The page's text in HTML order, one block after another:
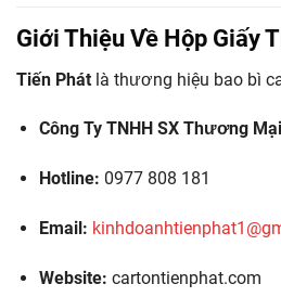
Giới Thiệu Về Hộp Giấy
Tiến Phát là thương hiệu bao bì
Công Ty TNHH SX Thương
Hotline: 0977 808 181
Email:
Website: cartontienphat.com